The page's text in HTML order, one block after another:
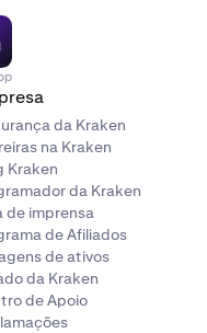
de sua CLABE
registrada sob seu
da Kraken
na Kraken
Kraken
da Kraken
de imprensa
de Afiliados
de ativos
da Kraken
de Apoio